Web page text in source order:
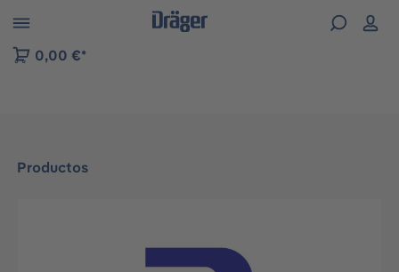
to B2B platform navigation
0,00 €*
Productos
Omitir galería de imágenes